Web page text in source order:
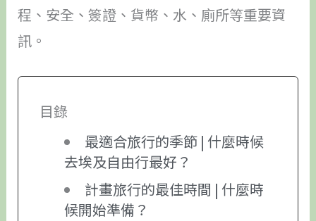
程、安全、簽證、貨幣、水、廁所等重要資
訊。
目錄
最適合旅行的季節 | 什麼時候
去埃及自由行最好？
計畫旅行的最佳時間 | 什麼時
候開始準備？